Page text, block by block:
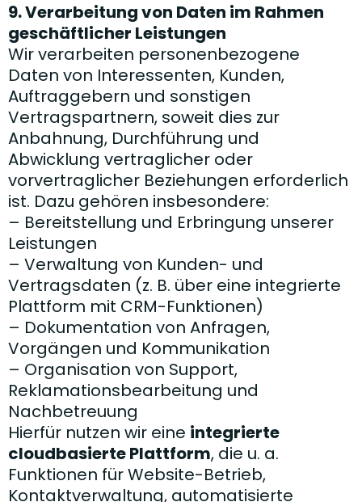
9. Verarbeitung von Daten im Rahmen
geschäftlicher Leistungen
Wir verarbeiten personenbezogene
Daten von Interessenten, Kunden,
Auftraggebern und sonstigen
Vertragspartnern, soweit dies zur
Anbahnung, Durchführung und
Abwicklung vertraglicher oder
vorvertraglicher Beziehungen erforderlich
ist. Dazu gehören insbesondere:
– Bereitstellung und Erbringung unserer
Leistungen
– Verwaltung von Kunden- und
Vertragsdaten (z. B. über eine integrierte
Plattform mit CRM-Funktionen)
– Dokumentation von Anfragen,
Vorgängen und Kommunikation
– Organisation von Support,
Reklamationsbearbeitung und
Nachbetreuung
Hierfür nutzen wir eine integrierte
cloudbasierte Plattform, die u. a.
Funktionen für Website-Betrieb,
Kontaktverwaltung, automatisierte